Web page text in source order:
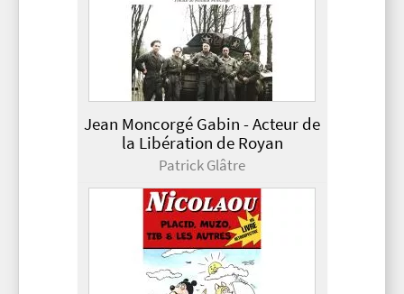
Jean Moncorgé Gabin - Acteur de
la Libération de Royan
Patrick Glâtre